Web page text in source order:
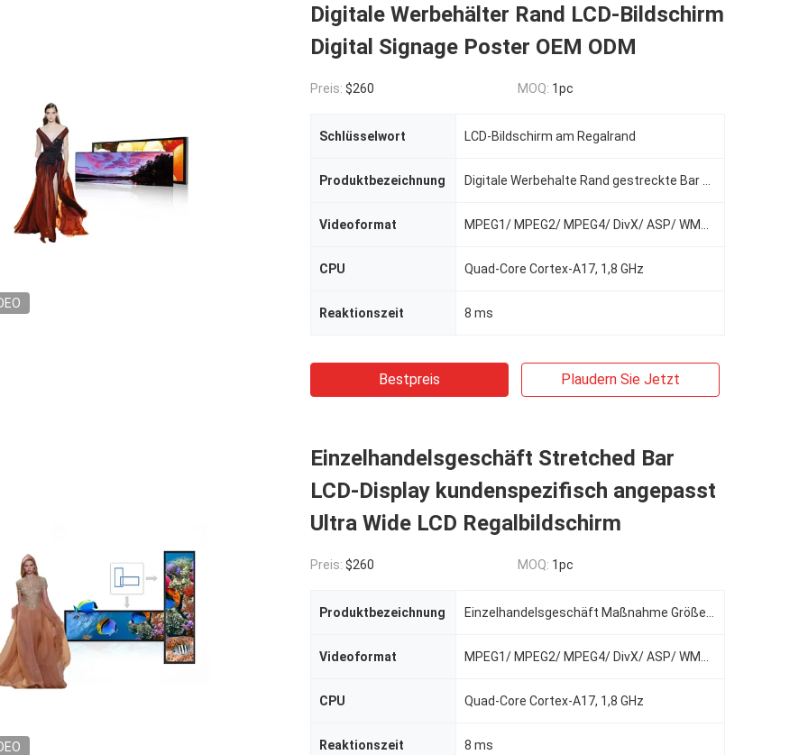
Digitale Werbehälter Rand LCD-Bildschirm
Digital Signage Poster OEM ODM
Preis: $260 MOQ: 1pc
Schlüsselwort LCD-Bildschirm am Regalrand
Produktbezeichnung
Videoformat
CPU Quad-Core Cortex-A17, 1,8 GHz
Reaktionszeit 8 ms
Bestpreis Plaudern Sie Jetzt
Einzelhandelsgeschäft Stretched Bar
LCD-Display kundenspezifisch angepasst
Ultra Wide LCD Regalbildschirm
Preis: $260 MOQ: 1pc
Produktbezeichnung
Videoformat
CPU Quad-Core Cortex-A17, 1,8 GHz
Reaktionszeit 8 ms